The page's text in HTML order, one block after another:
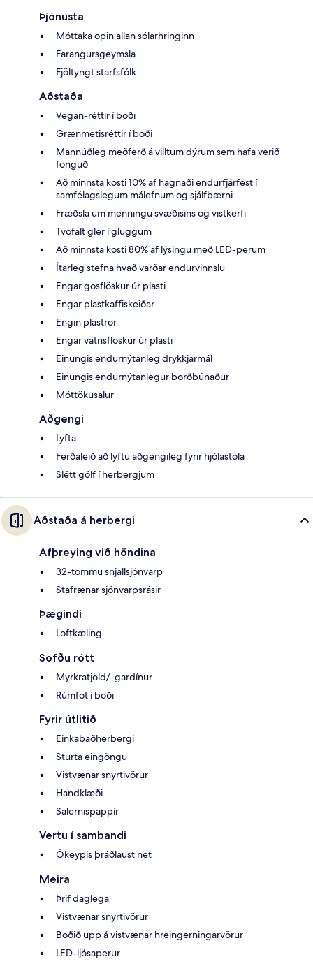
Þjónusta
Móttaka opin allan sólarhringinn
Farangursgeymsla
Fjöltyngt starfsfólk
Aðstaða
Vegan-réttir í boði
Grænmetisréttir í boði
Mannúðleg meðferð á villtum dýrum sem hafa verið
fönguð
Að minnsta kosti 10% af hagnaði endurfjárfest í
samfélagslegum málefnum og sjálfbærni
Fræðsla um menningu svæðisins og vistkerfi
Tvöfalt gler í gluggum
Að minnsta kosti 80% af lýsingu með LED-perum
Ítarleg stefna hvað varðar endurvinnslu
Engar gosflöskur úr plasti
Engar plastkaffiskeiðar
Engin plaströr
Engar vatnsflöskur úr plasti
Einungis endurnýtanleg drykkjarmál
Einungis endurnýtanlegur borðbúnaður
Móttökusalur
Aðgengi
Lyfta
Ferðaleið að lyftu aðgengileg fyrir hjólastóla
Slétt gólf í herbergjum
Aðstaða á herbergi
Afþreying við höndina
32-tommu snjallsjónvarp
Stafrænar sjónvarpsrásir
Þægindi
Loftkæling
Sofðu rótt
Myrkratjöld/-gardínur
Rúmföt í boði
Fyrir útlitið
Einkabaðherbergi
Sturta eingöngu
Vistvænar snyrtivörur
Handklæði
Salernispappír
Vertu í sambandi
Ókeypis þráðlaust net
Meira
Þrif daglega
Vistvænar snyrtivörur
Boðið upp á vistvænar hreingerningarvörur
LED-ljósaperur